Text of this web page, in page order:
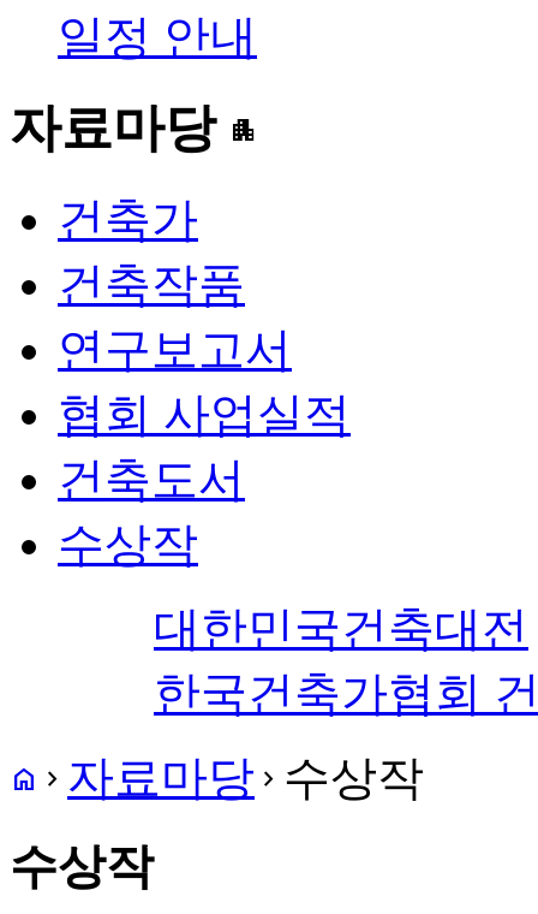
일정 안내
자료마당 apartment
건축가
건축작품
연구보고서
협회 사업실적
건축도서
수상작
대한민국건축대전
한국건축가협회
home navigate_next 자료마당 navigate_next 수상작
수상작